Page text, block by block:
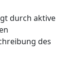
durch aktive
des